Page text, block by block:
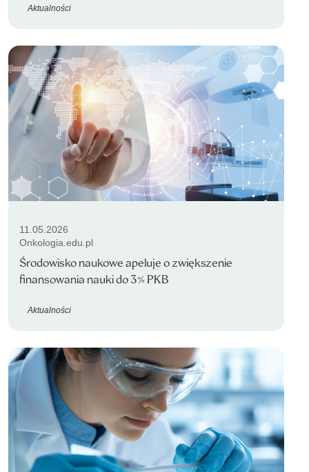
Aktualności
11.05.2026
Onkologia.edu.pl
Środowisko naukowe apeluje o zwiększenie
finansowania nauki do 3% PKB
Aktualności